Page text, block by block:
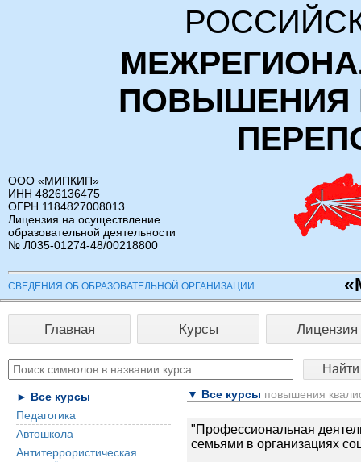
ПОВЫШЕНИЯ
ООО «МИПКИП»
ИНН 4826136475
ОГРН 1184827008013
Лицензия на осуществление
образовательной деятельности
№ Л035-01274-48/00218800
СВЕДЕНИЯ ОБ ОБРАЗОВАТЕЛЬНОЙ ОРГАНИЗАЦИИ
Главная Курсы Лицензия
► Все курсы
Педагогика
Автошкола
Антитеррористическая
▼ Все курсы повышения
"Профессиональная
семьями в организациях